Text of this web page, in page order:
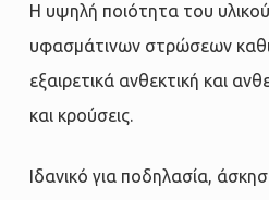
Η υψηλή ποιότητα του
υφασμάτινων στρώσεων
εξαιρετικά ανθεκτική και
και κρούσεις.
Ιδανικό για ποδηλασία,